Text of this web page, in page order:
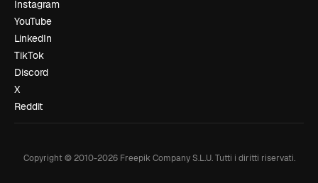
Instagram
YouTube
LinkedIn
TikTok
Discord
X
Reddit
Copyright © 2010-2026Freepik Company S.L.U. Tutti i diritti riservati.